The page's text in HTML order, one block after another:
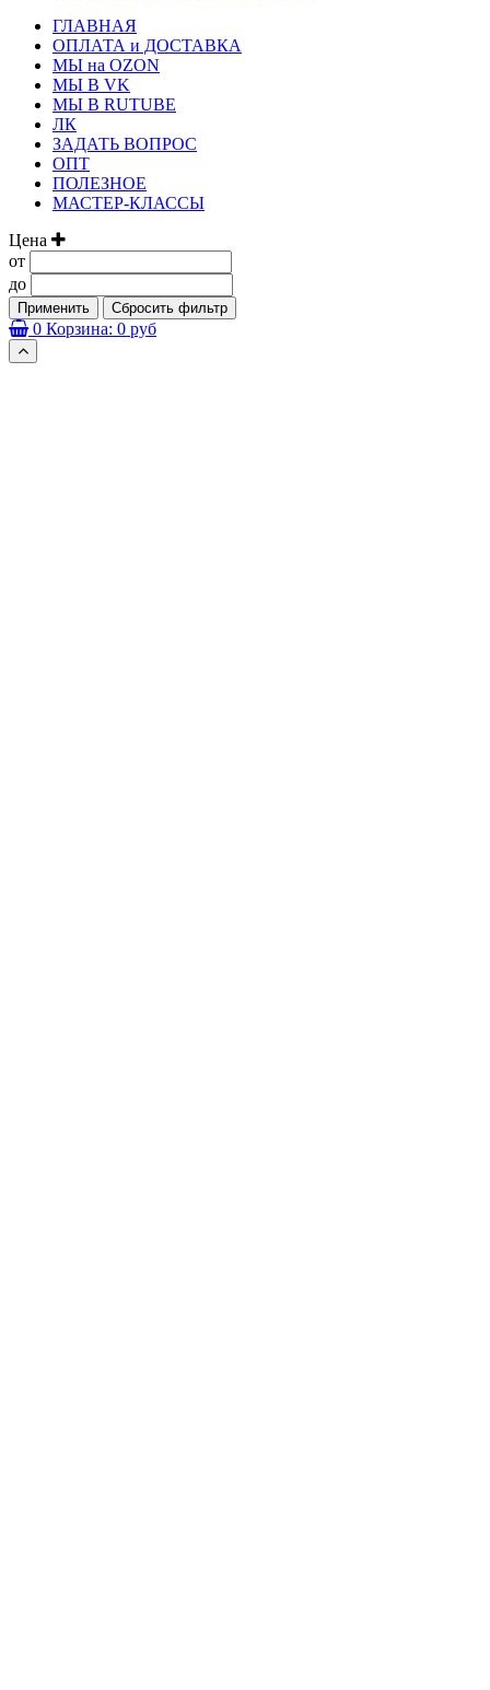
ГЛАВНАЯ
ОПЛАТА и ДОСТАВКА
МЫ на OZON
МЫ В VK
МЫ В RUTUBE
ЛК
ЗАДАТЬ ВОПРОС
ОПТ
ПОЛЕЗНОЕ
МАСТЕР-КЛАССЫ
Цена
от
до
Применить Сбросить фильтр
0 Корзина: 0 руб